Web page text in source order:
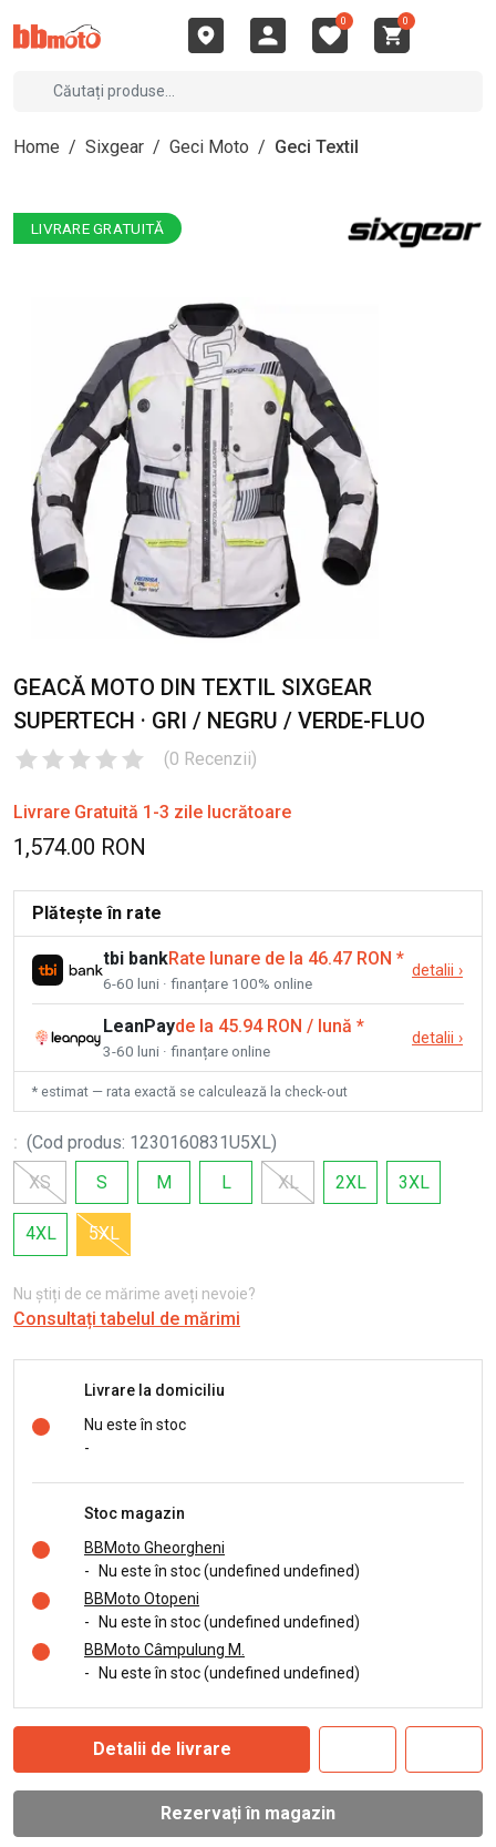
0 0
Home / Sixgear / Geci Moto / Geci Textil
LIVRARE GRATUITĂ
GEACĂ MOTO DIN TEXTIL SIXGEAR
SUPERTECH · GRI / NEGRU / VERDE-FLUO
(0 Recenzii)
Livrare Gratuită 1-3 zile lucrătoare
1,574.00 RON
Plătește în rate
tbi bankRate lunare de la 46.47 RON *
6-60 luni · finanțare 100% online
detalii ›
LeanPayde la 45.94 RON / lună *
3-60 luni · finanțare online
detalii ›
* estimat — rata exactă se calculează la check-out
: (Cod produs: 1230160831U5XL)
XS
S M L XL 2XL 3XL
4XL 5XL
Nu știți de ce mărime aveți nevoie?
Consultați tabelul de mărimi
Livrare la domiciliu
Nu este în stoc
-
Stoc magazin
BBMoto Gheorgheni
-
Nu este în stoc (undefined undefined)
BBMoto Otopeni
-
Nu este în stoc (undefined undefined)
BBMoto Câmpulung M.
-
Nu este în stoc (undefined undefined)
Detalii de livrare
Rezervați în magazin